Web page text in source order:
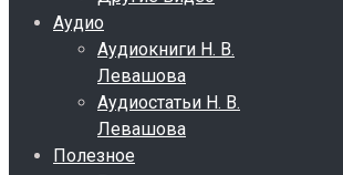
Аудио
Аудиокниги Н. В.
Левашова
Аудиостатьи Н. В.
Левашова
Полезное